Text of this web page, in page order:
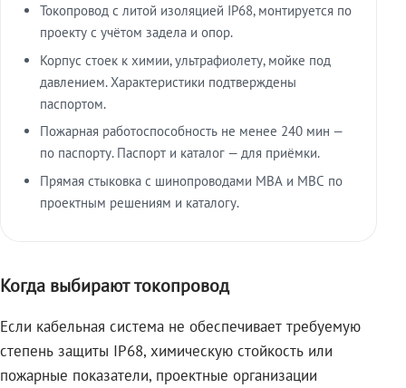
Токопровод с литой изоляцией IP68, монтируется по
проекту с учётом задела и опор.
Корпус стоек к химии, ультрафиолету, мойке под
давлением. Характеристики подтверждены
паспортом.
Пожарная работоспособность не менее 240 мин —
по паспорту. Паспорт и каталог — для приёмки.
Прямая стыковка с шинопроводами МВА и МВС по
проектным решениям и каталогу.
Когда выбирают токопровод
Если кабельная система не обеспечивает требуемую
степень защиты IP68, химическую стойкость или
пожарные показатели, проектные организации